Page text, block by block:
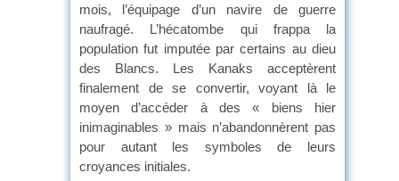
mois, l’équipage d’un navire de guerre
naufragé. L’hécatombe qui frappa la
population fut imputée par certains au dieu
des Blancs. Les Kanaks acceptèrent
finalement de se convertir, voyant là le
moyen d’accéder à des « biens hier
inimaginables » mais n’abandonnèrent pas
pour autant les symboles de leurs
croyances initiales.